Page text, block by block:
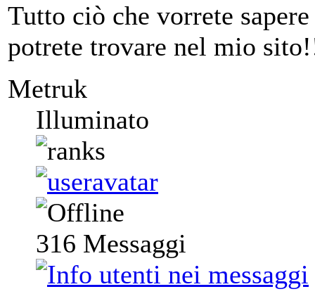
Tutto ciò che vorrete
potrete trovare nel mio
Metruk
Illuminato
316 Messaggi